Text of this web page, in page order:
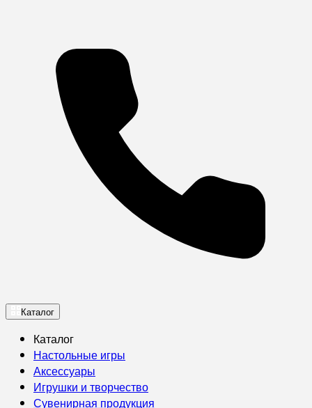
Каталог
Каталог
Настольные игры
Аксессуары
Игрушки и творчество
Сувенирная продукция